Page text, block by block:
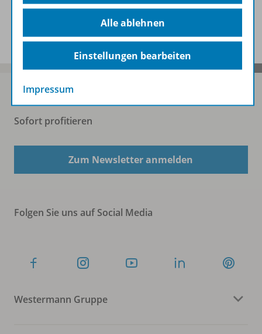
Benachrichtigungs-Service
Sofort profitieren
Zum Newsletter anmelden
Folgen Sie uns auf Social Media
Westermann Gruppe
Alle ablehnen
Einstellungen bearbeiten
Impressum